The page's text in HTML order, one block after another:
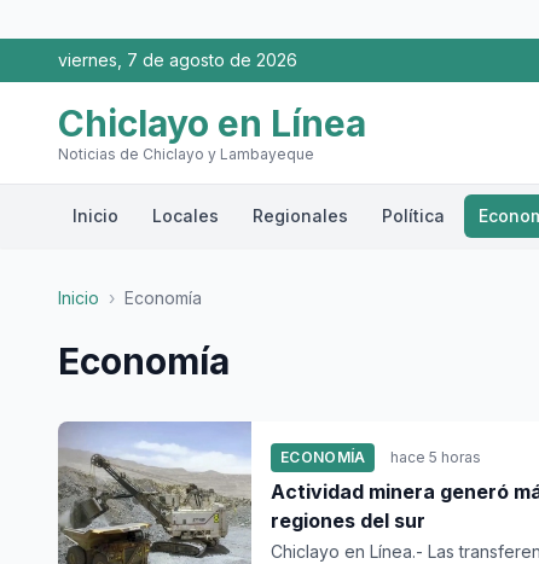
viernes, 7 de agosto de 2026
Chiclayo en Línea
Noticias de Chiclayo y Lambayeque
Inicio Locales Regionales Política
Inicio › Economía
Economía
ECONOMÍA hace 5 horas
Actividad minera generó
regiones del sur
Chiclayo en Línea.- Las